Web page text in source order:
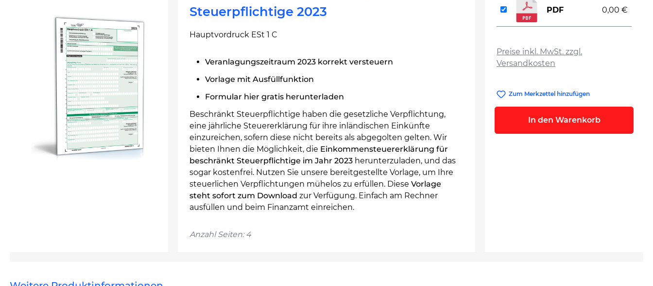
Steuerpflichtige 2023
Hauptvordruck ESt 1 C
Veranlagungszeitraum 2023 korrekt versteuern
Vorlage mit Ausfüllfunktion
Formular hier gratis herunterladen
Beschränkt Steuerpflichtige haben die gesetzliche Verpflichtung,
eine jährliche Steuererklärung für ihre inländischen Einkünfte
einzureichen, sofern diese nicht bereits als abgegolten gelten. Wir
bieten Ihnen die Möglichkeit, die Einkommensteuererklärung für
beschränkt Steuerpflichtige im Jahr 2023 herunterzuladen, und das
sogar kostenfrei. Nutzen Sie unsere bereitgestellte Vorlage, um Ihre
steuerlichen Verpflichtungen mühelos zu erfüllen. Diese Vorlage
steht sofort zum Download zur Verfügung. Einfach am Rechner
ausfüllen und beim Finanzamt einreichen.
Anzahl Seiten: 4
Preise inkl. MwSt. zzgl.
Versandkosten
PDF 0,00 €
Zum Merkzettel hinzufügen
In den Warenkorb